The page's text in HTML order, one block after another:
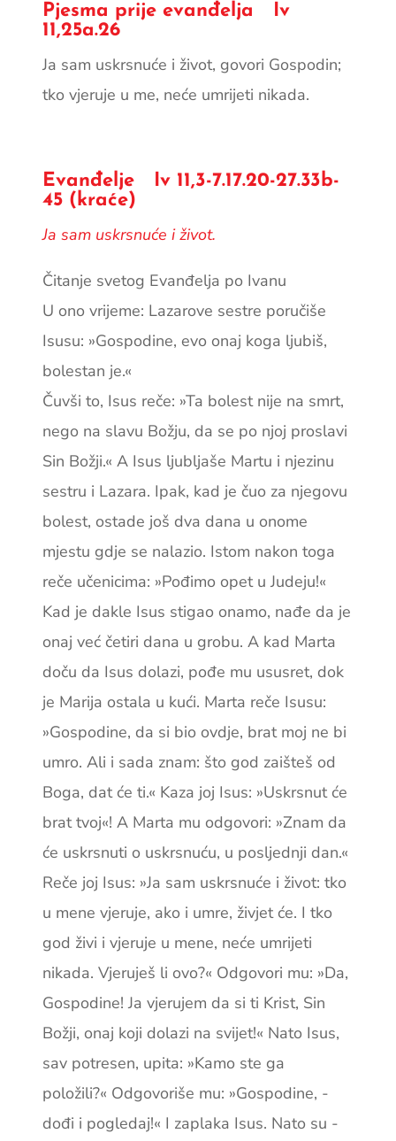
Pjesma prije evanđelja Iv
11,25a.26
Ja sam uskrsnuće i život, govori Gospodin;
tko vjeruje u me, neće umrijeti nikada.
Evanđelje Iv 11,3-7.17.20-27.33b-
45 (kraće)
Ja sam uskrsnuće i život.
Čitanje svetog Evanđelja po Ivanu
U ono vrijeme: Lazarove sestre poručiše
Isusu: »Gospodine, evo onaj koga ljubiš,
bolestan je.«
Čuvši to, Isus reče: »Ta bolest nije na smrt,
nego na slavu Božju, da se po njoj proslavi
Sin Božji.« A Isus ljubljaše Martu i njezinu
sestru i Lazara. Ipak, kad je čuo za njegovu
bolest, ostade još dva dana u onome
mjestu gdje se nalazio. Istom nakon toga
reče učenicima: »Pođimo opet u Judeju!«
Kad je dakle Isus stigao onamo, nađe da je
onaj već četiri dana u grobu. A kad Marta
doču da Isus dolazi, pođe mu ususret, dok
je Marija ostala u kući. Marta reče Isusu:
»Gospodine, da si bio ovdje, brat moj ne bi
umro. Ali i sada znam: što god zaišteš od
Boga, dat će ti.« Kaza joj Isus: »Uskrsnut će
brat tvoj«! A Marta mu odgovori: »Znam da
će uskrsnuti o uskrsnuću, u posljednji dan.«
Reče joj Isus: »Ja sam uskrsnuće i život: tko
u mene vjeruje, ako i umre, živjet će. I tko
god živi i vjeruje u mene, neće umrijeti
nikada. Vjeruješ li ovo?« Odgovori mu: »Da,
Go­spodine! Ja vjerujem da si ti Krist, Sin
Božji, onaj koji dolazi na svijet!« Nato Isus,
sav potresen, upita: »Kamo ste ga
položili?« Odgovoriše mu: »Gospodine, ­
dođi i pogledaj!« I zaplaka Isus. Nato su ­